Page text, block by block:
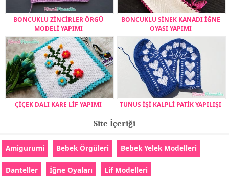
BONCUKLU ZİNCİRLER ÖRGÜ
MODELİ YAPIMI
BONCUKLU SİNEK KANADI İĞNE
OYASI YAPIMI
ÇİÇEK DALI KARE LİF YAPIMI TUNUS İŞİ KALPLİ PATİK YAPILIŞI
Site İçeriği
Amigurumi Bebek Örgüleri Bebek Yelek Modelleri
Danteller İğne Oyaları Lif Modelleri